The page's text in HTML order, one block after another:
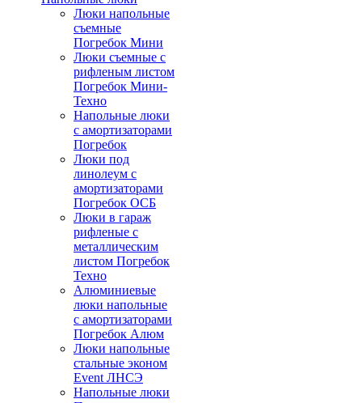
Люки напольные
съемные
Погребок Мини
Люки съемные с
рифленым листом
Погребок Мини-
Техно
Напольные люки
с амортизаторами
Погребок
Люки под
линолеум с
амортизаторами
Погребок ОСБ
Люки в гараж
рифленые с
металлическим
листом Погребок
Техно
Алюминиевые
люки напольные
с амортизаторами
Погребок Алюм
Люки напольные
стальные эконом
Event ЛНСЭ
Напольные люки